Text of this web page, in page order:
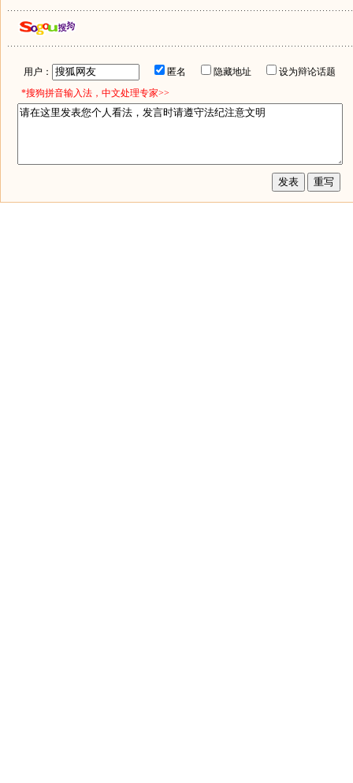
用户： 匿名 隐藏地址
设为辩论话题
*搜狗拼音输入法，中文处理专家>>